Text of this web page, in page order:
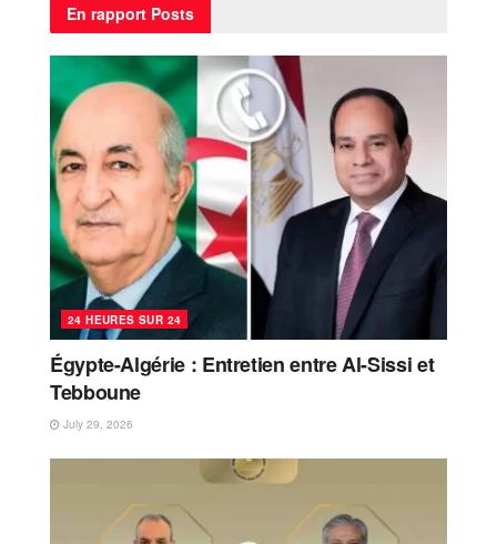
En rapport Posts
24 HEURES SUR 24
Égypte-Algérie : Entretien entre Al-Sissi et
Tebboune
July 29, 2026